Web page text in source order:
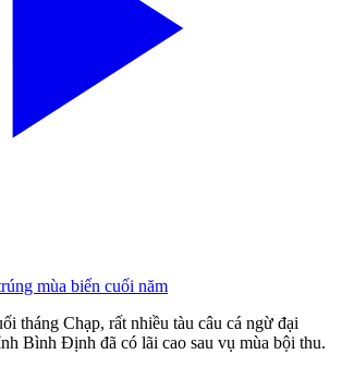
mùa biển cuối năm
tháng Chạp, rất nhiều tàu câu cá ngừ đại
Bình Định đã có lãi cao sau vụ mùa bội thu.